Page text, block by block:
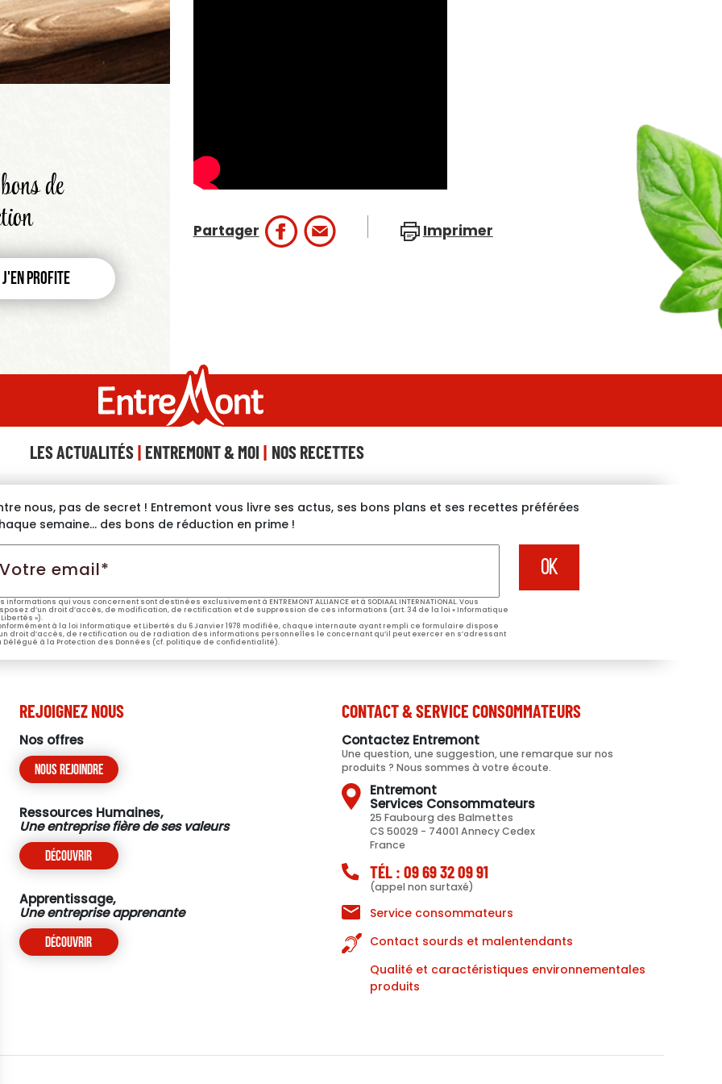
de
J'en profite
Partager Imprimer
LES ACTUALITÉS ENTREMONT & MOI NOS RECETTES
nous, pas de secret ! Entremont vous livre ses actus, ses bons plans et ses recettes préférées
semaine… des bons de réduction en prime !
informations qui vous concernent sont destinées exclusivement à ENTREMONT ALLIANCE et à SODIAAL INTERNATIONAL. Vous
d’un droit d’accès, de modification, de rectification et de suppression de ces informations (art. 34 de la loi « Informatique
»).
à la loi Informatique et Libertés du 6 Janvier 1978 modifiée, chaque internaute ayant rempli ce formulaire dispose
droit d’accès, de rectification ou de radiation des informations personnelles le concernant qu’il peut exercer en s’adressant
Délégué à la Protection des Données (cf. politique de confidentialité).
REJOIGNEZ NOUS
Nos offres
Nous rejoindre
Ressources Humaines,
Une entreprise fière de ses valeurs
Découvrir
Apprentissage,
Une entreprise apprenante
Découvrir
CONTACT & SERVICE CONSOMMATEURS
Contactez Entremont
Une question, une suggestion, une remarque sur nos
produits ? Nous sommes à votre écoute.
Entremont
Services Consommateurs
25 Faubourg des Balmettes
CS 50029 - 74001 Annecy Cedex
France
TÉL : 09 69 32 09 91
(appel non surtaxé)
Service consommateurs
Contact sourds et malentendants
Qualité et caractéristiques environnementales
produits